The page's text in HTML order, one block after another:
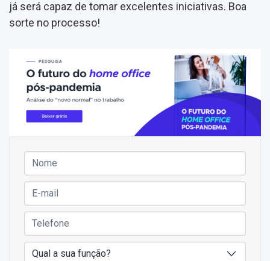
já será capaz de tomar excelentes iniciativas. Boa
sorte no processo!